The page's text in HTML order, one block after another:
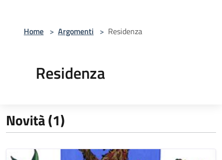
Home > Argomenti > Residenza
Residenza
Novità (1)